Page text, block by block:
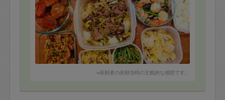
※依頼者の依頼当時の主観的な感想です。